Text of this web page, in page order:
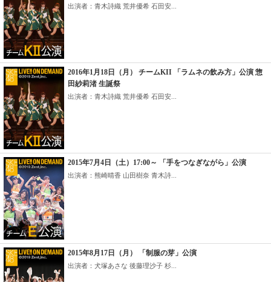
出演者：青木詩織 荒井優希 石田安...
2016年1月18日（月） チームKII 「ラムネの飲み方」公演 惣
田紗莉渚 生誕祭
出演者：青木詩織 荒井優希 石田安...
2015年7月4日（土）17:00～ 「手をつなぎながら」公演
出演者：熊崎晴香 山田樹奈 青木詩...
2015年8月17日（月） 「制服の芽」公演
出演者：犬塚あさな 後藤理沙子 杉...